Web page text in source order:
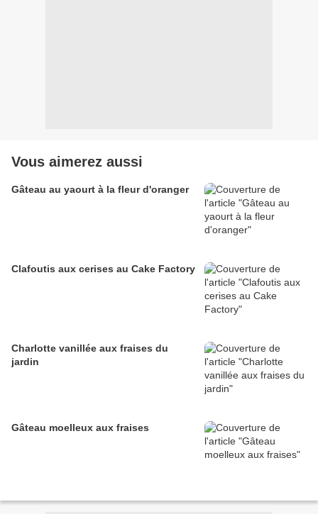
Vous aimerez aussi
Gâteau au yaourt à la fleur d'oranger
Clafoutis aux cerises au Cake Factory
Charlotte vanillée aux fraises du
jardin
Gâteau moelleux aux fraises